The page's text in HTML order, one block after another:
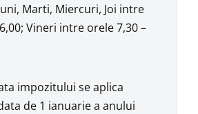
Marti, Miercuri, Joi intre
Vineri intre orele 7,30 –
impozitului se aplica
de 1 ianuarie a anului